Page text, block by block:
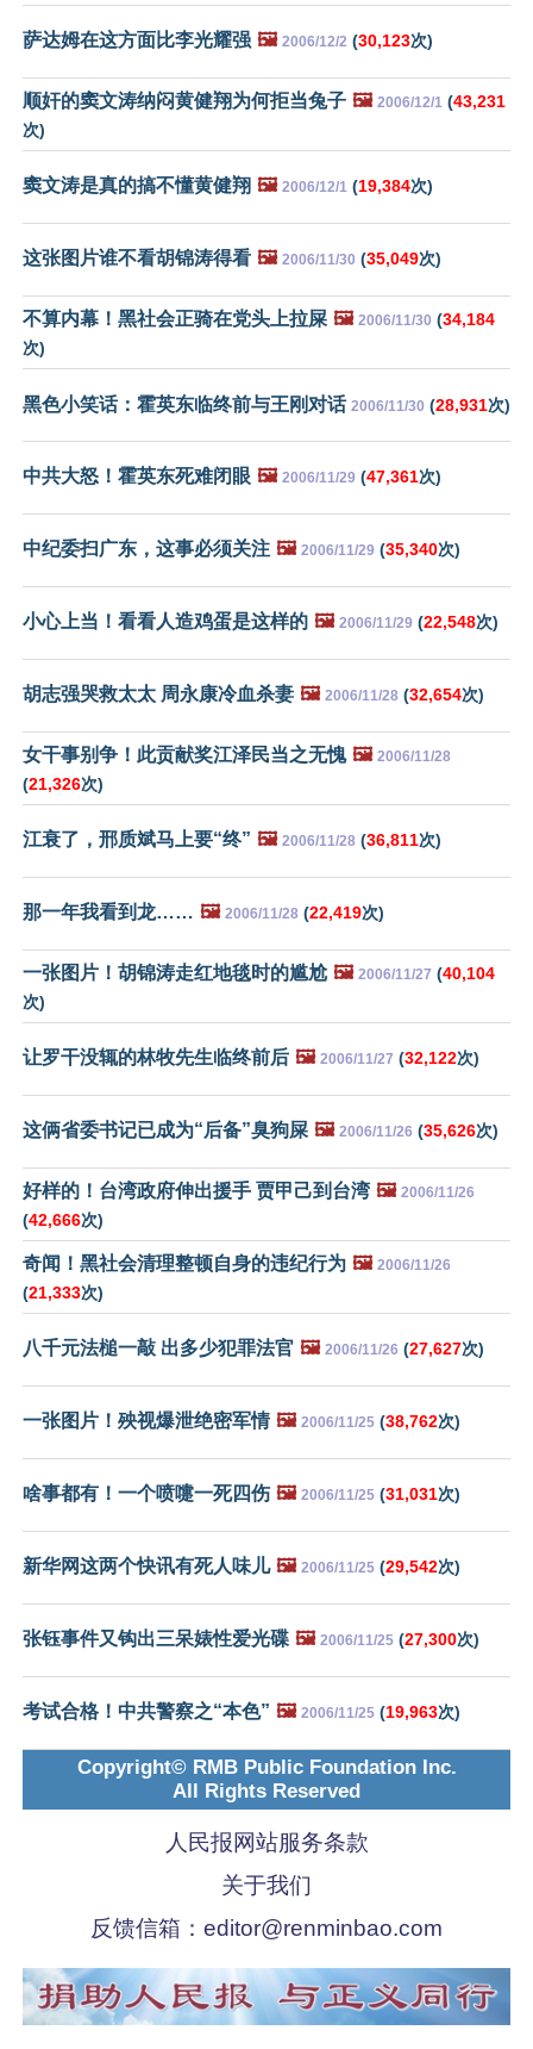
萨达姆在这方面比李光耀强 🖼️ 2006/12/2 (30,123次)
顺奸的窦文涛纳闷黄健翔为何拒当兔子 🖼️ 2006/12/1 (43,231
次)
窦文涛是真的搞不懂黄健翔 🖼️ 2006/12/1 (19,384次)
这张图片谁不看胡锦涛得看 🖼️ 2006/11/30 (35,049次)
不算内幕！黑社会正骑在党头上拉屎 🖼️ 2006/11/30 (34,184
次)
黑色小笑话：霍英东临终前与王刚对话 2006/11/30 (28,931次)
中共大怒！霍英东死难闭眼 🖼️ 2006/11/29 (47,361次)
中纪委扫广东，这事必须关注 🖼️ 2006/11/29 (35,340次)
小心上当！看看人造鸡蛋是这样的 🖼️ 2006/11/29 (22,548次)
胡志强哭救太太 周永康冷血杀妻 🖼️ 2006/11/28 (32,654次)
女干事别争！此贡献奖江泽民当之无愧 🖼️ 2006/11/28
(21,326次)
江衰了，邢质斌马上要“终” 🖼️ 2006/11/28 (36,811次)
那一年我看到龙…… 🖼️ 2006/11/28 (22,419次)
一张图片！胡锦涛走红地毯时的尴尬 🖼️ 2006/11/27 (40,104
次)
让罗干没辄的林牧先生临终前后 🖼️ 2006/11/27 (32,122次)
这俩省委书记已成为“后备”臭狗屎 🖼️ 2006/11/26 (35,626次)
好样的！台湾政府伸出援手 贾甲己到台湾 🖼️ 2006/11/26
(42,666次)
奇闻！黑社会清理整顿自身的违纪行为 🖼️ 2006/11/26
(21,333次)
八千元法槌一敲 出多少犯罪法官 🖼️ 2006/11/26 (27,627次)
一张图片！殃视爆泄绝密军情 🖼️ 2006/11/25 (38,762次)
啥事都有！一个喷嚏一死四伤 🖼️ 2006/11/25 (31,031次)
新华网这两个快讯有死人味儿 🖼️ 2006/11/25 (29,542次)
张钰事件又钩出三呆婊性爱光碟 🖼️ 2006/11/25 (27,300次)
考试合格！中共警察之“本色” 🖼️ 2006/11/25 (19,963次)
Copyright© RMB Public Foundation Inc.
All Rights Reserved
人民报网站服务条款
关于我们
反馈信箱： editor@renminbao.com